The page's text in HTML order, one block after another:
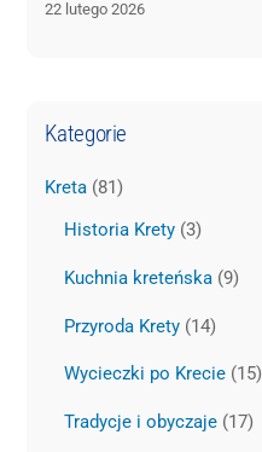
22 lutego 2026
Kategorie
Kreta (81)
Historia Krety(3)
Kuchnia kreteńska(9)
Przyroda Krety(14)
Wycieczki po Krecie(15)
Tradycje i obyczaje(17)